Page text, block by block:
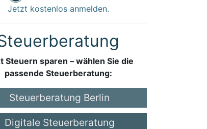
Jetzt kostenlos anmelden.
Steuern sparen – wählen Sie die
passende Steuerberatung:
Steuerberatung Berlin
Digitale Steuerberatung